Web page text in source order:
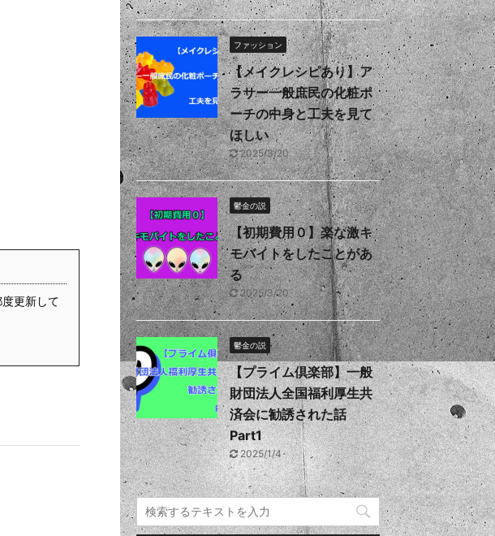
更新して
ファッション
【メイクレシピあり】ア
ラサー一般庶民の化粧ポ
ーチの中身と工夫を見て
ほしい
2025/3/20
鬱金の説
【初期費用０】楽な激キ
モバイトをしたことがあ
る
2025/3/20
鬱金の説
【プライム倶楽部】一般
財団法人全国福利厚生共
済会に勧誘された話
Part1
2025/1/4